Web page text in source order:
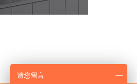
请您留言